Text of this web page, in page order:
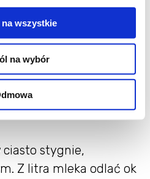
wszystkie
na wybór
rozwałkować
i upiec tak jak
pokruszyć ją niezbyt
tarce na pył - ja część
pokruszyłam na
ciasto stygnie,
Z litra mleka odlać ok